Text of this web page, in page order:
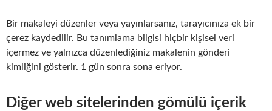
Bir makaleyi düzenler veya yayınlarsanız, tarayıcınıza ek bir
çerez kaydedilir. Bu tanımlama bilgisi hiçbir kişisel veri
içermez ve yalnızca düzenlediğiniz makalenin gönderi
kimliğini gösterir. 1 gün sonra sona eriyor.
Diğer web sitelerinden gömülü içerik